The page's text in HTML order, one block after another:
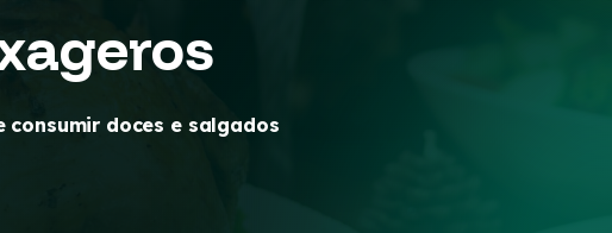
consumir doces e salgados